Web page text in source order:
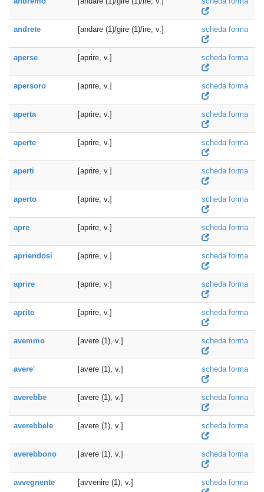
andrete [andare (1)/gire (1)/ire, v.] scheda forma
aperse [aprire, v.] scheda forma
apersoro [aprire, v.] scheda forma
aperta [aprire, v.] scheda forma
aperte [aprire, v.] scheda forma
aperti [aprire, v.] scheda forma
aperto [aprire, v.] scheda forma
apre [aprire, v.] scheda forma
apriendosi [aprire, v.] scheda forma
aprire [aprire, v.] scheda forma
aprite [aprire, v.] scheda forma
avemmo [avere (1), v.] scheda forma
avere' [avere (1), v.] scheda forma
averebbe [avere (1), v.] scheda forma
averebbele [avere (1), v.] scheda forma
averebbono [avere (1), v.] scheda forma
avvegnente [avvenire (1), v.] scheda forma